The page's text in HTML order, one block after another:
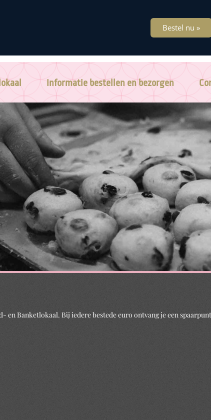
Bestel nu »
Informatie bestellen en bezorgen
Banketlokaal. Bij iedere bestede euro ontvang je een